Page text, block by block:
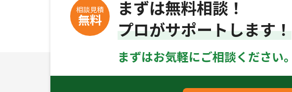
相談見積
無料
まずは無料相談！
プロがサポートします！
まずはお気軽にご相談ください。